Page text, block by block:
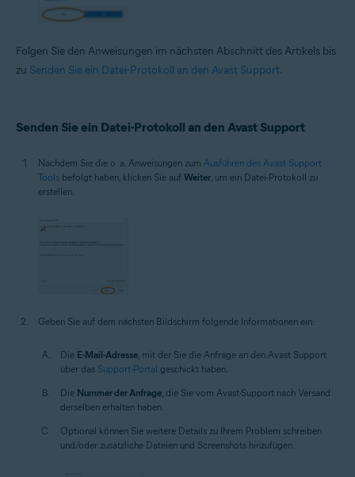
Folgen Sie den Anweisungen im nächsten Abschnitt des Artikels bis
zu Senden Sie ein Datei-Protokoll an den Avast Support.
Senden Sie ein Datei-Protokoll an den Avast Support
Nachdem Sie die o. a. Anweisungen zum Ausführen des Avast Support
Tools befolgt haben, klicken Sie auf Weiter, um ein Datei-Protokoll zu
erstellen.
Geben Sie auf dem nächsten Bildschirm folgende Informationen ein:
Die E-Mail-Adresse, mit der Sie die Anfrage an den Avast Support
über das Support-Portal geschickt haben.
Die Nummer der Anfrage, die Sie vom Avast-Support nach Versand
derselben erhalten haben.
Optional können Sie weitere Details zu Ihrem Problem schreiben
und/oder zusätzliche Dateien und Screenshots hinzufügen.